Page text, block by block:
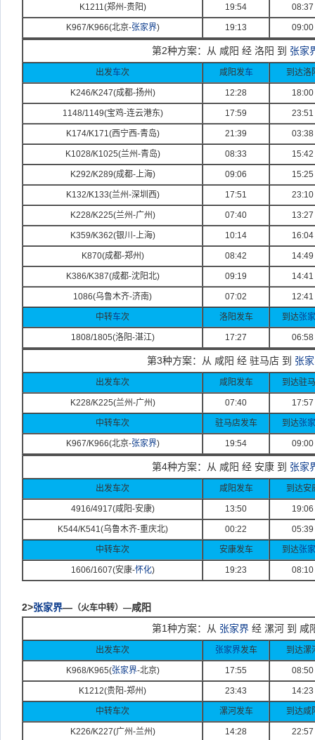
K1211(郑州-贵阳) 19:54 08:37
K967/K966(北京-张家界) 19:13 09:00
第2种方案：从 咸阳 经 洛阳 到 张家
出发车次 咸阳发车 到达洛
K246/K247(成都-扬州) 12:28 18:00
1148/1149(宝鸡-连云港东) 17:59 23:51
K174/K171(西宁西-青岛) 21:39 03:38
K1028/K1025(兰州-青岛) 08:33 15:42
K292/K289(成都-上海) 09:06 15:25
K132/K133(兰州-深圳西) 17:51 23:10
K228/K225(兰州-广州) 07:40 13:27
K359/K362(银川-上海) 10:14 16:04
K870(成都-郑州) 08:42 14:49
K386/K387(成都-沈阳北) 09:19 14:41
1086(乌鲁木齐-济南) 07:02 12:41
中转车次 洛阳发车 到达张
1808/1805(洛阳-湛江) 17:27 06:58
第3种方案：从 咸阳 经 驻马店 到 张
出发车次 咸阳发车 到达驻
K228/K225(兰州-广州) 07:40 17:57
中转车次 驻马店发车 到达张
K967/K966(北京-张家界) 19:54 09:00
第4种方案：从 咸阳 经 安康 到 张家
出发车次 咸阳发车 到达安
4916/4917(咸阳-安康) 13:50 19:06
K544/K541(乌鲁木齐-重庆北) 00:22 05:39
中转车次 安康发车 到达张
1606/1607(安康-怀化) 19:23 08:10
2>张家界— （火车中转）—咸阳
第1种方案：从 张家界 经 漯河 到 咸
出发车次 张家界发车 到达漯
K968/K965(张家界-北京) 17:55 08:50
K1212(贵阳-郑州) 23:43 14:23
中转车次 漯河发车 到达咸
K226/K227(广州-兰州) 14:28 22:57